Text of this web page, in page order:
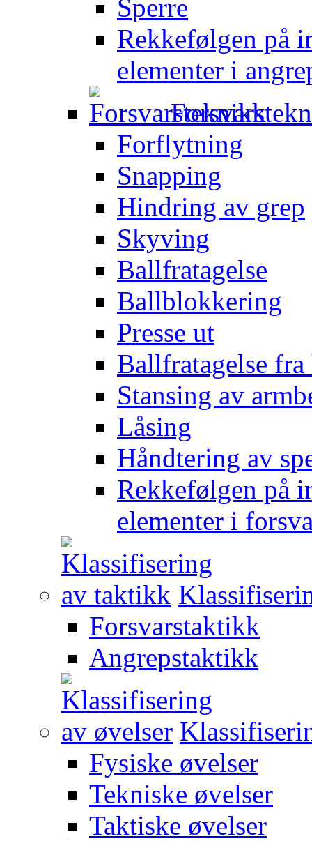
Sperre
Rekkefølgen på
elementer i
Forflytning
Snapping
Hindring av grep
Skyving
Ballfratagelse
Ballblokkering
Presse ut
Ballfratagelse fra
Stansing av
Låsing
Håndtering av
Rekkefølgen på
elementer i
Forsvarstaktikk
Angrepstaktikk
Fysiske øvelser
Tekniske øvelser
Taktiske øvelser